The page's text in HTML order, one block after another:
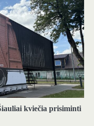
kviečia prisiminti